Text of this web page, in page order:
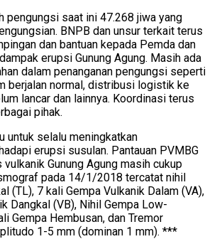
pengungsi saat ini 47.268 jiwa yang
BNPB dan unsur terkait terus
dan bantuan kepada Pemda dan
erupsi Gunung Agung. Masih ada
dalam penanganan pengungsi seperti
berjalan normal, distribusi logistik ke
lancar dan lainnya. Koordinasi terus
pihak.
untuk selalu meningkatkan
erupsi susulan. Pantauan PVMBG
Gunung Agung masih cukup
pada 14/1/2018 tercatat nihil
(TL), 7 kali Gempa Vulkanik Dalam (VA),
Dangkal (VB), Nihil Gempa Low-
Gempa Hembusan, dan Tremor
1-5 mm (dominan 1 mm). ***